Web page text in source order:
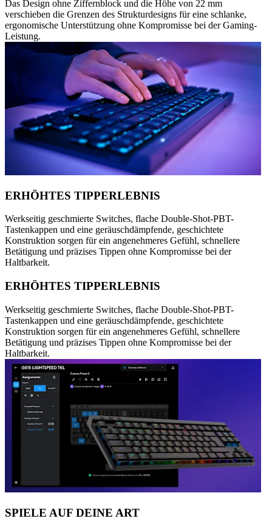
Das Design ohne Ziffernblock und die Höhe von 22 mm
verschieben die Grenzen des Strukturdesigns für eine schlanke,
ergonomische Unterstützung ohne Kompromisse bei der Gaming-
Leistung.
ERHÖHTES TIPPERLEBNIS
Werkseitig geschmierte Switches, flache Double-Shot-PBT-
Tastenkappen und eine geräuschdämpfende, geschichtete
Konstruktion sorgen für ein angenehmeres Gefühl, schnellere
Betätigung und präzises Tippen ohne Kompromisse bei der
Haltbarkeit.
ERHÖHTES TIPPERLEBNIS
Werkseitig geschmierte Switches, flache Double-Shot-PBT-
Tastenkappen und eine geräuschdämpfende, geschichtete
Konstruktion sorgen für ein angenehmeres Gefühl, schnellere
Betätigung und präzises Tippen ohne Kompromisse bei der
Haltbarkeit.
SPIELE AUF DEINE ART